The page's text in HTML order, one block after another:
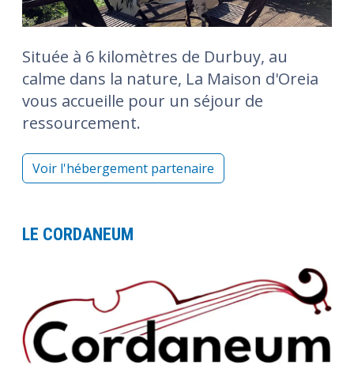
Située à 6 kilomètres de Durbuy, au
calme dans la nature, La Maison d'Oreia
vous accueille pour un séjour de
ressourcement.
Voir l'hébergement partenaire
LE CORDANEUM